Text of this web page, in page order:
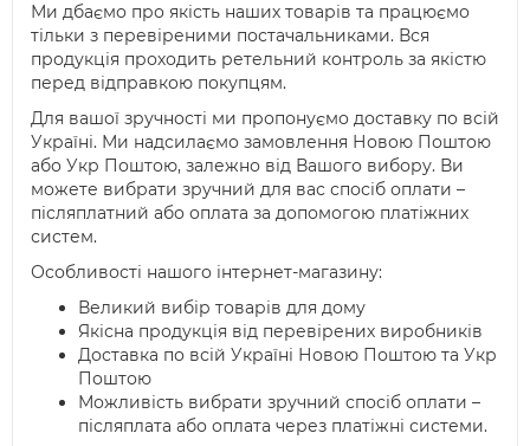
Ми дбаємо про якість наших товарів та працюємо
тільки з перевіреними постачальниками. Вся
продукція проходить ретельний контроль за якістю
перед відправкою покупцям.
Для вашої зручності ми пропонуємо доставку по всій
Україні. Ми надсилаємо замовлення Новою Поштою
або Укр Поштою, залежно від Вашого вибору. Ви
можете вибрати зручний для вас спосіб оплати –
післяплатний або оплата за допомогою платіжних
систем.
Особливості нашого інтернет-магазину:
Великий вибір товарів для дому
Якісна продукція від перевірених виробників
Доставка по всій Україні Новою Поштою та Укр
Поштою
Можливість вибрати зручний спосіб оплати –
післяплата або оплата через платіжні системи.